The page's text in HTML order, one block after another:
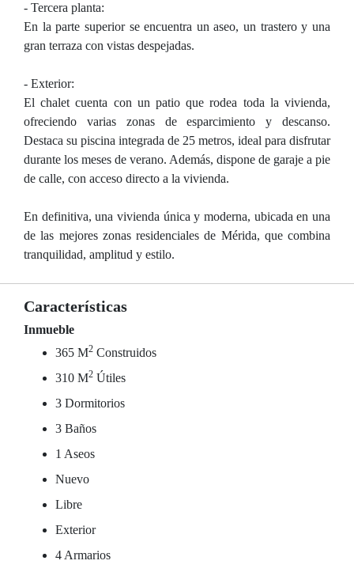
- Tercera planta:
En la parte superior se encuentra un aseo, un trastero y una
gran terraza con vistas despejadas.
- Exterior:
El chalet cuenta con un patio que rodea toda la vivienda,
ofreciendo varias zonas de esparcimiento y descanso.
Destaca su piscina integrada de 25 metros, ideal para disfrutar
durante los meses de verano. Además, dispone de garaje a pie
de calle, con acceso directo a la vivienda.
En definitiva, una vivienda única y moderna, ubicada en una
de las mejores zonas residenciales de Mérida, que combina
tranquilidad, amplitud y estilo.
Características
Inmueble
365 M2 Construidos
310 M2 Útiles
3 Dormitorios
3 Baños
1 Aseos
Nuevo
Libre
Exterior
4 Armarios